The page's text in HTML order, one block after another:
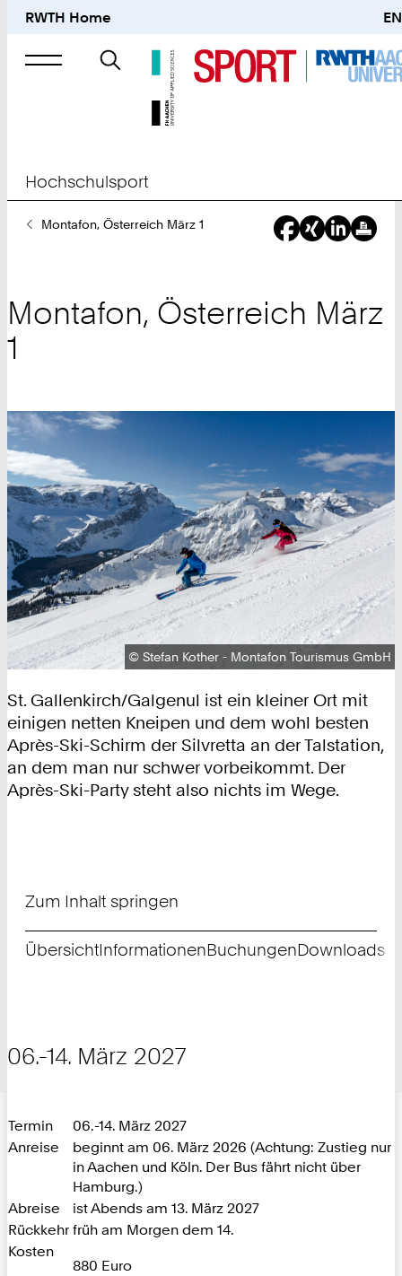
RWTH Home EN
Suche
nach
Hochschulsport
SieMontafon, Österreich März 1
Montafon, Österreich März
1
Urheberrecht:
© Stefan Kother - Montafon Tourismus GmbH
St. Gallenkirch/Galgenul ist ein kleiner Ort mit
einigen netten Kneipen und dem wohl besten
Après-Ski-Schirm der Silvretta an der Talstation,
an dem man nur schwer vorbeikommt. Der
Après-Ski-Party steht also nichts im Wege.
Zum Inhalt springen
ÜbersichtInformationenBuchungenDownloads
06.-14. März 2027
Termin
06.-14. März 2027
Anreise
beginnt am 06. März 2026 (Achtung: Zustieg nur
in Aachen und Köln. Der Bus fährt nicht über
Hamburg.)
Abreise
ist Abends am 13. März 2027
Rückkehr früh am Morgen dem 14.
Kosten
880 Euro